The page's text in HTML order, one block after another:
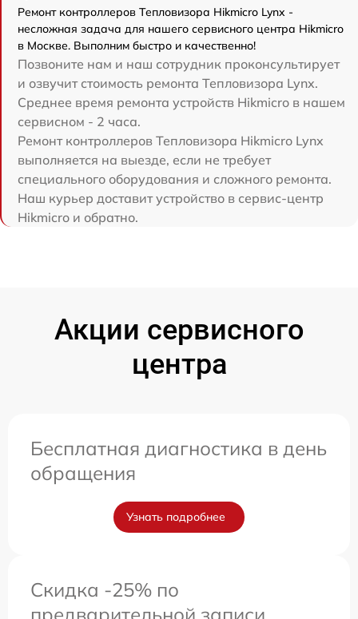
Ремонт контроллеров Тепловизора Hikmicro Lynx -
несложная задача для нашего сервисного центра Hikmicro
в Москве. Выполним быстро и качественно!
Позвоните нам и наш сотрудник проконсультирует
и озвучит стоимость ремонта Тепловизора Lynx.
Среднее время ремонта устройств Hikmicro в нашем
сервисном - 2 часа.
Ремонт контроллеров Тепловизора Hikmicro Lynx
выполняется на выезде, если не требует
специального оборудования и сложного ремонта.
Наш курьер доставит устройство в сервис-центр
Hikmicro и обратно.
Акции сервисного
центра
Бесплатная диагностика в день
обращения
Узнать подробнее
Скидка -25% по
предварительной записи